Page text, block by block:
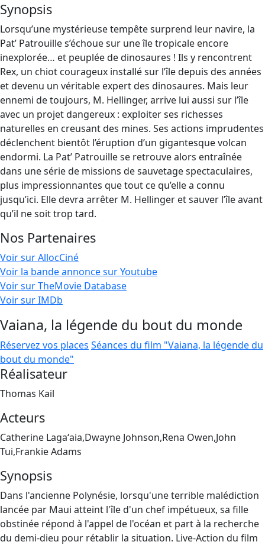
Synopsis
Lorsqu’une mystérieuse tempête surprend leur navire, la
Pat’ Patrouille s’échoue sur une île tropicale encore
inexplorée… et peuplée de dinosaures ! Ils y rencontrent
Rex, un chiot courageux installé sur l’île depuis des années
et devenu un véritable expert des dinosaures. Mais leur
ennemi de toujours, M. Hellinger, arrive lui aussi sur l’île
avec un projet dangereux : exploiter ses richesses
naturelles en creusant des mines. Ses actions imprudentes
déclenchent bientôt l’éruption d’un gigantesque volcan
endormi. La Pat’ Patrouille se retrouve alors entraînée
dans une série de missions de sauvetage spectaculaires,
plus impressionnantes que tout ce qu’elle a connu
jusqu’ici. Elle devra arrêter M. Hellinger et sauver l’île avant
qu’il ne soit trop tard.
Nos Partenaires
Voir sur AllocCiné
Voir la bande annonce sur Youtube
Voir sur TheMovie Database
Voir sur IMDb
Vaiana, la légende du bout du monde
Réservez vos places Séances du film "Vaiana, la légende du
bout du monde"
Réalisateur
Thomas Kail
Acteurs
Catherine Lagaʻaia,Dwayne Johnson,Rena Owen,John
Tui,Frankie Adams
Synopsis
Dans l'ancienne Polynésie, lorsqu'une terrible malédiction
lancée par Maui atteint l'île d'un chef impétueux, sa fille
obstinée répond à l'appel de l'océan et part à la recherche
du demi-dieu pour rétablir la situation. Live-Action du film